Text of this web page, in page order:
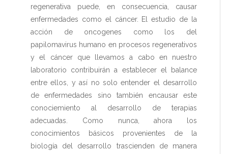
regenerativa puede, en consecuencia, causar
enfermedades como el cáncer. El estudio de la
acción de oncogenes como los del
papilomavirus humano en procesos regenerativos
y el cáncer que llevamos a cabo en nuestro
laboratorio contribuirán a establecer el balance
entre ellos, y así no solo entender el desarrollo
de enfermedades sino también encausar este
conociemiento al desarrollo de terapias
adecuadas. Como nunca, ahora los
conocimientos básicos provenientes de la
biología del desarrollo trascienden de manera